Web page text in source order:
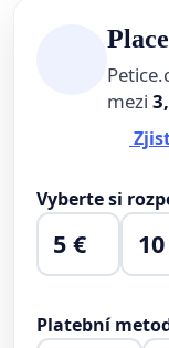
mezi
Vyberte si
5 €
Platební